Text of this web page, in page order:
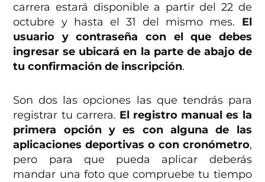
carrera estará disponible a partir del 22 de
octubre y hasta el 31 del mismo mes. El
usuario y contraseña con el que debes
ingresar se ubicará en la parte de abajo de
tu confirmación de inscripción.
Son dos las opciones las que tendrás para
registrar tu carrera. El registro manual es la
primera opción y es con alguna de las
aplicaciones deportivas o con cronómetro,
pero para que pueda aplicar deberás
mandar una foto que compruebe tu tiempo